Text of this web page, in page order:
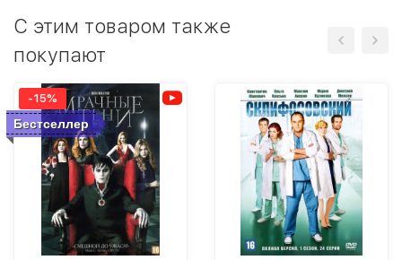
C этим товаром также
покупают
Бестселлер
-15%